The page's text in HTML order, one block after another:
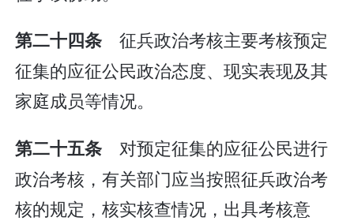
第二十四条 征兵政治考核主要考核预定
征集的应征公民政治态度、现实表现及其
家庭成员等情况。
第二十五条 对预定征集的应征公民进行
政治考核，有关部门应当按照征兵政治考
核的规定，核实核查情况，出具考核意